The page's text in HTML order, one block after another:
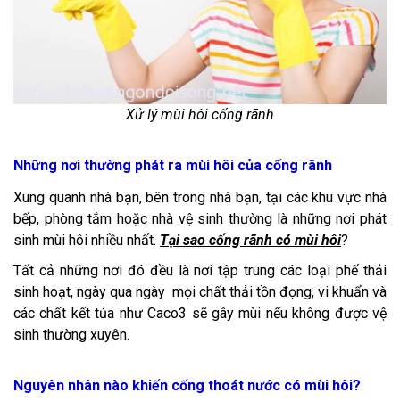
Xử lý mùi hôi cống rãnh
Những nơi thường phát ra mùi hôi của cống rãnh
Xung quanh nhà bạn, bên trong nhà bạn, tại các khu vực nhà
bếp, phòng tắm hoặc nhà vệ sinh thường là những nơi phát
sinh mùi hôi nhiều nhất. Tại sao cống rãnh có mùi hôi?
Tất cả những nơi đó đều là nơi tập trung các loại phế thải
sinh hoạt, ngày qua ngày mọi chất thải tồn đọng, vi khuẩn và
các chất kết tủa như Caco3 sẽ gây mùi nếu không được vệ
sinh thường xuyên.
Nguyên nhân nào khiến cống thoát nước có mùi hôi?